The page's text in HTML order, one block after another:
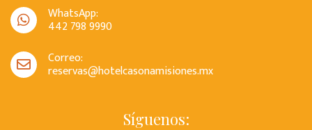
WhatsApp:
442 798 9990
Correo:
reservas@hotelcasonamisiones.mx
Síguenos: